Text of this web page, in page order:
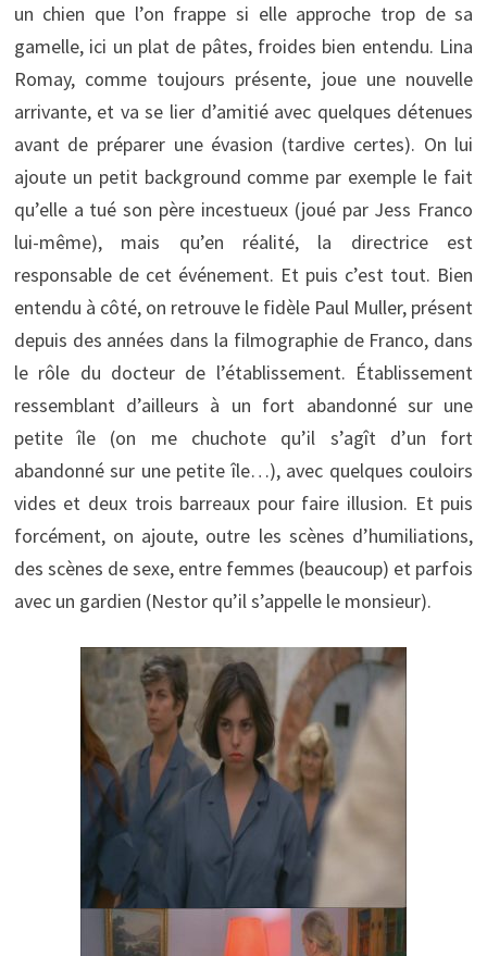
un chien que l’on frappe si elle approche trop de sa
gamelle, ici un plat de pâtes, froides bien entendu. Lina
Romay, comme toujours présente, joue une nouvelle
arrivante, et va se lier d’amitié avec quelques détenues
avant de préparer une évasion (tardive certes). On lui
ajoute un petit background comme par exemple le fait
qu’elle a tué son père incestueux (joué par Jess Franco
lui-même), mais qu’en réalité, la directrice est
responsable de cet événement. Et puis c’est tout. Bien
entendu à côté, on retrouve le fidèle Paul Muller, présent
depuis des années dans la filmographie de Franco, dans
le rôle du docteur de l’établissement. Établissement
ressemblant d’ailleurs à un fort abandonné sur une
petite île (on me chuchote qu’il s’agît d’un fort
abandonné sur une petite île…), avec quelques couloirs
vides et deux trois barreaux pour faire illusion. Et puis
forcément, on ajoute, outre les scènes d’humiliations,
des scènes de sexe, entre femmes (beaucoup) et parfois
avec un gardien (Nestor qu’il s’appelle le monsieur).